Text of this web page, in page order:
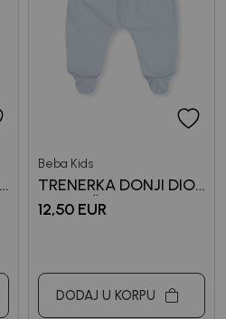
Beba Kids
TRENERKA DONJI DIO
ZA DJEČAKE MOMIR
12,50 EUR
DODAJ U KORPU